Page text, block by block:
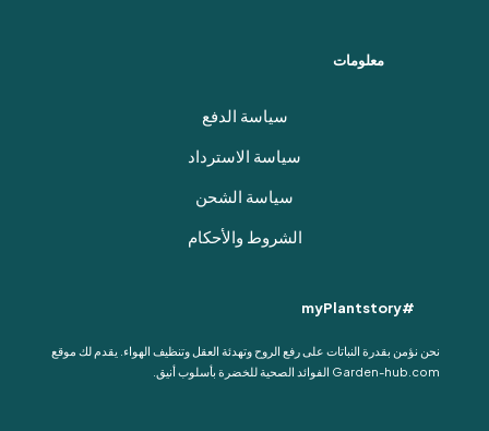
معلومات
سياسة الدفع
سياسة الاسترداد
سياسة الشحن
الشروط والأحكام
#myPlantstory
نحن نؤمن بقدرة النباتات على رفع الروح وتهدئة العقل وتنظيف الهواء. يقدم لك موقع
Garden-hub.com الفوائد الصحية للخضرة بأسلوب أنيق.